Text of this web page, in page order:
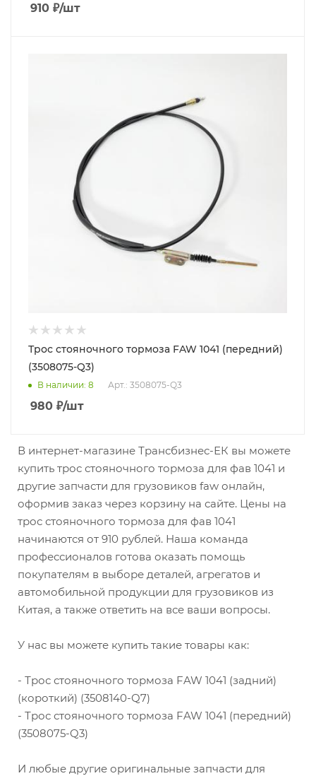
910 ₽/шт
Трос стояночного тормоза FAW 1041 (передний)
(3508075-Q3)
В наличии: 8 Арт.: 3508075-Q3
980 ₽/шт
В интернет-магазине Трансбизнес-ЕК вы можете
купить трос стояночного тормоза для фав 1041 и
другие запчасти для грузовиков faw онлайн,
оформив заказ через корзину на сайте. Цены на
трос стояночного тормоза для фав 1041
начинаются от 910 рублей. Наша команда
профессионалов готова оказать помощь
покупателям в выборе деталей, агрегатов и
автомобильной продукции для грузовиков из
Китая, а также ответить на все ваши вопросы.
У нас вы можете купить такие товары как:
- Трос стояночного тормоза FAW 1041 (задний)
(короткий) (3508140-Q7)
- Трос стояночного тормоза FAW 1041 (передний)
(3508075-Q3)
И любые другие оригинальные запчасти для